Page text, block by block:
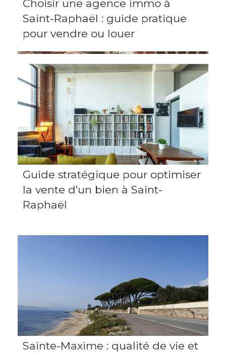
Choisir une agence immo à
Saint-Raphaël : guide pratique
pour vendre ou louer
Guide stratégique pour optimiser
la vente d'un bien à Saint-
Raphaël
Sainte-Maxime : qualité de vie et